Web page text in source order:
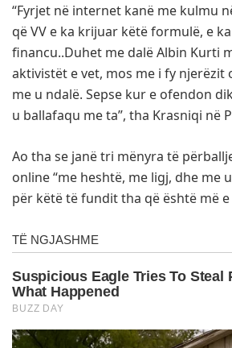
“Fyrjet në internet kanë me kulmu
që VV e ka krijuar këtë formulë, e
financu..Duhet me dalë Albin Kurti
aktivistët e vet, mos me i fy njerëzit
me u ndalë. Sepse kur e ofendon
u ballafaqu me ta”, tha Krasniqi në
Ao tha se janë tri mënyra të
online “me heshtë, me ligj, dhe me
për këtë të fundit tha që është më e